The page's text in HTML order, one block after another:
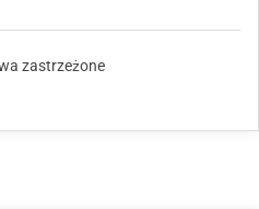
zastrzeżone